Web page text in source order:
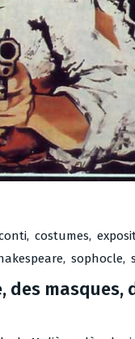
, costumes,
, sophocle,
des